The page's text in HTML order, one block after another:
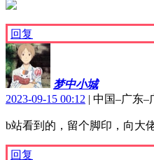
回复
梦中小城
2023-09-15 00:12
中国–广东–
b站看到的，留个脚印，向大
回复